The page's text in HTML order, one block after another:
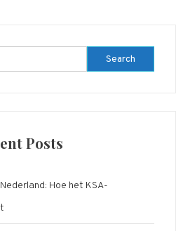
Search
for:
Posts
Hoe het KSA-